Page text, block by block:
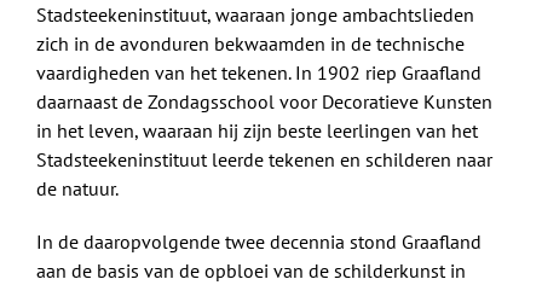
Stadsteekeninstituut, waaraan jonge ambachtslieden
zich in de avonduren bekwaamden in de technische
vaardigheden van het tekenen. In 1902 riep Graafland
daarnaast de Zondagsschool voor Decoratieve Kunsten
in het leven, waaraan hij zijn beste leerlingen van het
Stadsteekeninstituut leerde tekenen en schilderen naar
de natuur.
In de daaropvolgende twee decennia stond Graafland
aan de basis van de opbloei van de schilderkunst in